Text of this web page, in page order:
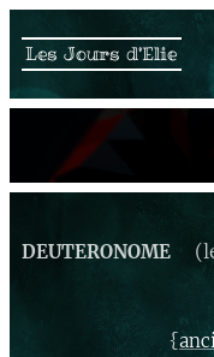
Les Jours d'Elie
DEUTERONOME (le
{